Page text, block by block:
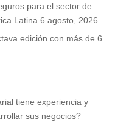
para el sector de
Latina 6 agosto, 2026
edición con más de 6
tiene experiencia y
sus negocios?